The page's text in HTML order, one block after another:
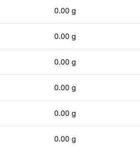
0.00 g
0.00 g
0.00 g
0.00 g
0.00 g
0.00 g